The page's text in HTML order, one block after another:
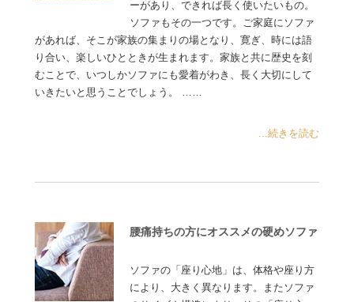
ーがあり、できれば長く使いたいもの。
ソファもその一つです。ご家庭にソファ
があれば、そこが家族の集まりの場となり、寛ぎ、時には語
り合い、楽しいひとときが生まれます。家族と共に歴史を刻
むことで、いつしかソファにも愛着がわき、長く大切にして
いきたいと思うことでしょう。 ……
...続きを読む
腰痛持ちの方にオススメの硬めソファ
ソファの「座り心地」は、体格や座り方
により、大きく異なります。またソファ